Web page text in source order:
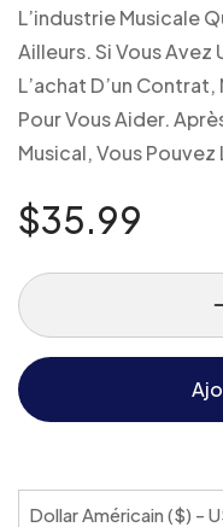
L’industrie Musicale
Ailleurs. Si Vous Avez
L’achat D’un
Pour Vous Aider.
Musical, Vous
$35.99
Dollar Américain ($) -